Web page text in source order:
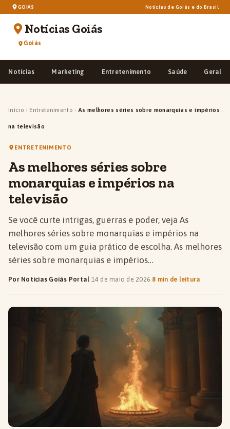
GOIÁS Notícias de Goiás e do Brasil
Notícias Goiás
Goiás
Notícias Marketing Entretenimento Saúde Geral
Início › Entretenimento › As melhores séries sobre monarquias e impérios
na televisão
ENTRETENIMENTO
As melhores séries sobre
monarquias e impérios na
televisão
Se você curte intrigas, guerras e poder, veja As
melhores séries sobre monarquias e impérios na
televisão com um guia prático de escolha. As melhores
séries sobre monarquias e impérios…
Por Notícias Goiás Portal·14 de maio de 2026·8 min de leitura